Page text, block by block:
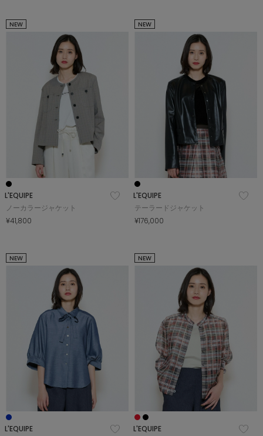
NEW
L'EQUIPE
ノーカラージャケット
¥41,800
NEW
L'EQUIPE
テーラードジャケット
¥176,000
NEW
L'EQUIPE
NEW
L'EQUIPE